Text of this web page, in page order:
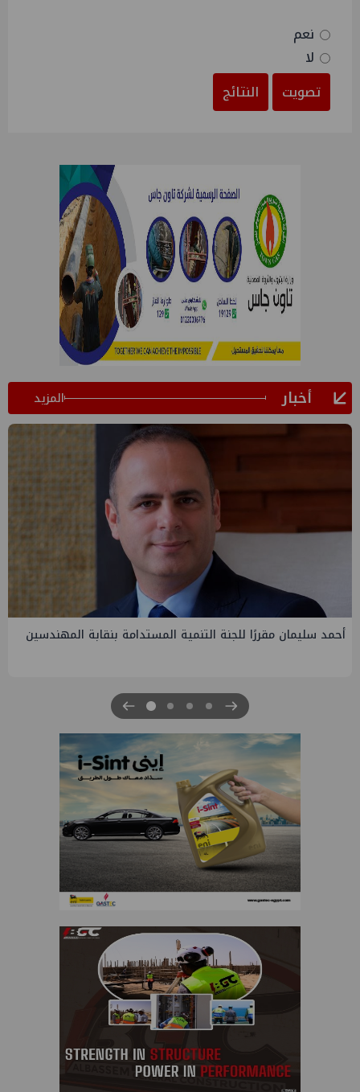
نعم
لا
تصويت
النتائج
أخبار المزيد
PMS تنهي أعمال إنزال الخطوط البحرية الثلاث بمشروع المرحلة